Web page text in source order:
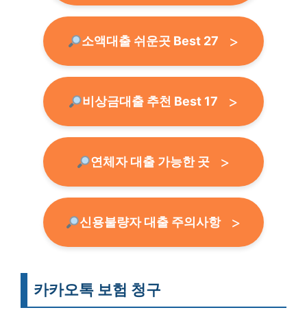
소액대출 쉬운곳 Best 27
비상금대출 추천 Best 17
연체자 대출 가능한 곳
신용불량자 대출 주의사항
카카오톡 보험 청구